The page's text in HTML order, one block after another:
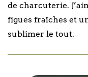
de charcuterie.
figues fraîches et
sublimer le tout.